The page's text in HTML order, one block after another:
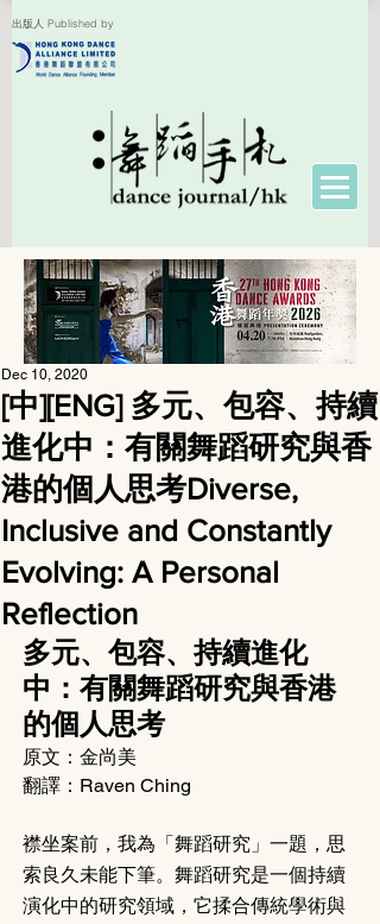
出版人 Published by
[中][ENG] 多元、包容、持續
進化中：有關舞蹈研究與香
港的個人思考Diverse,
Inclusive and Constantly
Evolving: A Personal
Reflection
Dec 10, 2020
多元、包容、持續進化
中：有關舞蹈研究與香港
的個人思考
原文：金尚美
翻譯：Raven Ching
襟坐案前，我為「舞蹈研究」一題，思
索良久未能下筆。舞蹈研究是一個持續
演化中的研究領域，它揉合傳統學術與